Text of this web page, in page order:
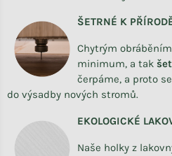
ŠETRNÉ K
Chytrým
minimum, a tak
čerpáme, a proto
do výsadby nových stromů.
EKOLOGICKÉ
Naše holky z